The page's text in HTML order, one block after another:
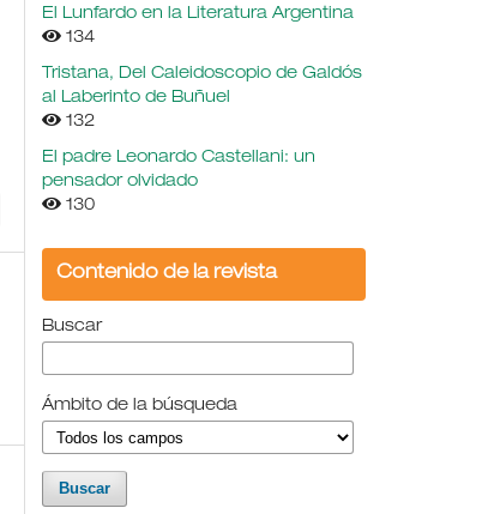
El Lunfardo en la Literatura Argentina
134
Tristana, Del Caleidoscopio de Galdós
al Laberinto de Buñuel
132
El padre Leonardo Castellani: un
pensador olvidado
130
Contenido de la revista
Buscar
Ámbito de la búsqueda